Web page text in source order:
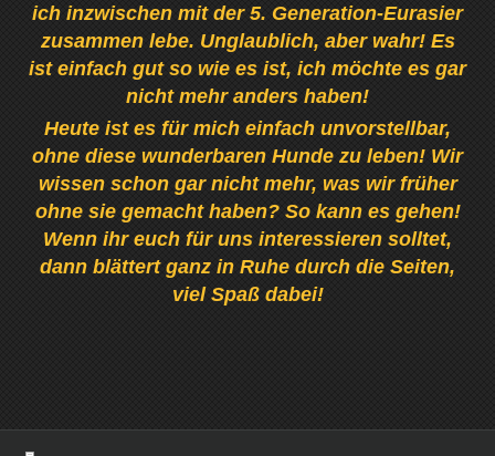
ich inzwischen mit der 5. Generation-Eurasier
zusammen lebe. Unglaublich, aber wahr! Es
ist einfach gut so wie es ist, ich möchte es gar
nicht mehr anders haben!
Heute ist es für mich einfach unvorstellbar,
ohne diese wunderbaren Hunde zu leben! Wir
wissen schon gar nicht mehr, was wir früher
ohne sie gemacht haben? So kann es gehen!
Wenn ihr euch für uns interessieren solltet,
dann blättert ganz in Ruhe durch die Seiten,
viel Spaß dabei!